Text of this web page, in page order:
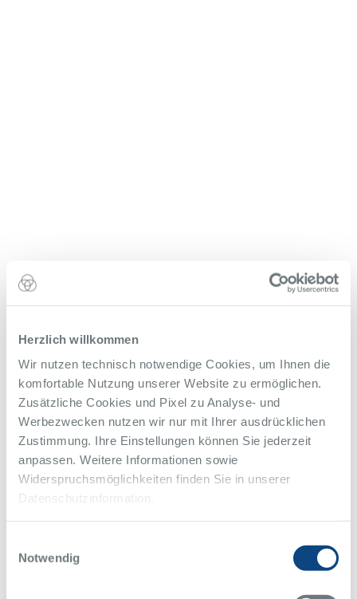
Herzlich willkommen
Wir nutzen technisch notwendige Cookies, um Ihnen die
komfortable Nutzung unserer Website zu ermöglichen.
Zusätzliche Cookies und Pixel zu Analyse- und
Werbezwecken nutzen wir nur mit Ihrer ausdrücklichen
Zustimmung. Ihre Einstellungen können Sie jederzeit
anpassen. Weitere Informationen sowie
Widerspruchsmöglichkeiten finden Sie in unserer
Datenschutzinformation.
Notwendig